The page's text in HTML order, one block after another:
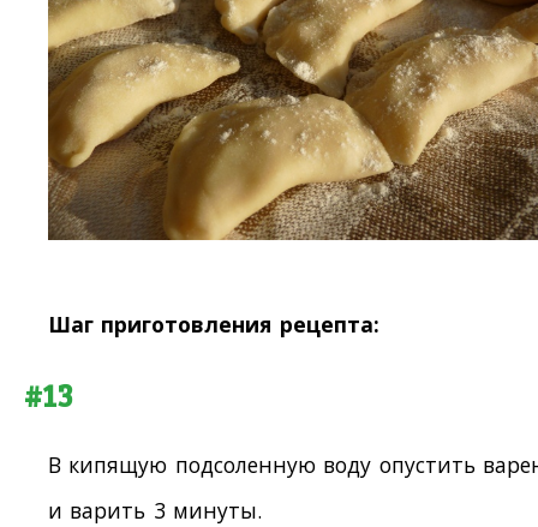
Шаг приготовления рецепта:
#13
В кипящую подсоленную воду опустить
и варить 3 минуты.